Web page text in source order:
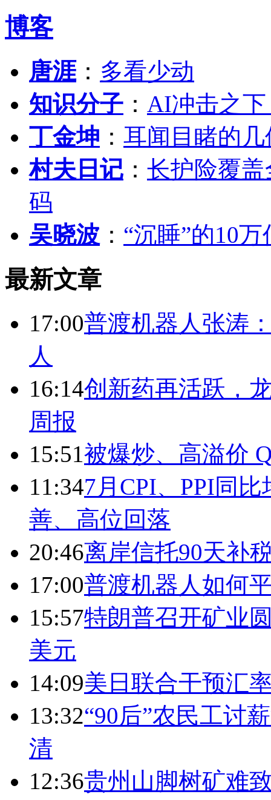
博客
唐涯： 多看少动
知识分子 ： AI冲击之
丁金坤 ： 耳闻目睹的
村夫日记 ： 长护险覆
码
吴晓波 ： “沉睡”的10
最新文章
17:00普渡机器人张涛
人
16:14创新药再活跃，
周报
15:51被爆炒、高溢价
11:347月CPI、PPI同
善、高位回落
20:46离岸信托90天补
17:00普渡机器人如何
15:57特朗普召开矿业
美元
14:09美日联合干预汇
13:32“90后”农民工讨
清
12:36贵州山脚树矿难